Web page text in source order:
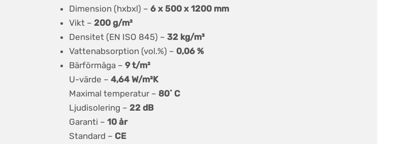
Dimension (hxbxl) – 6 x 500 x 1200 mm
Vikt – 200 g/m²
Densitet (EN ISO 845) – 32 kg/m³
Vattenabsorption (vol.%) – 0,06 %
Bärförmåga – 9 t/m²
U-värde – 4,64 W/m²K
Maximal temperatur – 80˚ C
Ljudisolering – 22 dB
Garanti – 10 år
Standard – CE